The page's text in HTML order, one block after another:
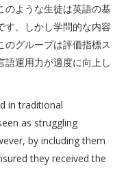
のような生徒は英語の基
す。しかし学問的な内容
のグループは評価指標ス
語運用力が適度に向上し
in traditional
as struggling
by including them
they received the